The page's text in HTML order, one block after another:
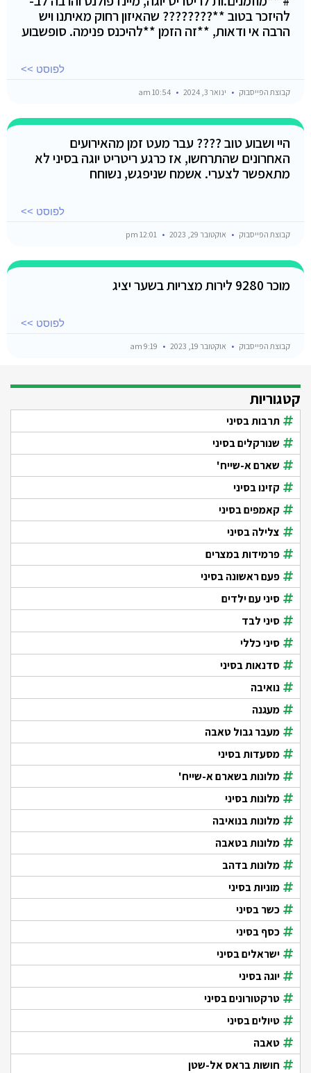
להיזכר בטוב **???????? שהאיזון רחוק מאיתנו ויש
הרבה אי ודאות, **זה הזמן **להיכנס פנימה. סופשבוע
לפוסט >>
קבוצת הפייסבוק ינואר 3, 2024
היי ושבוע טוב ???? עבר מעט זמן מהאירועים
האחרונים שהתרחשו, אז כרגע ריטריט יוגה בסיני לא
מתאפשר לצערי. אשמח שניפגש, נשוחח
לפוסט >>
קבוצת הפייסבוק אוקטובר 29, 2023
מוכר 9280 לירות מצריות בשער יציג
לפוסט >>
קבוצת הפייסבוק אוקטובר 19, 2023
קטגוריות
תרבות בסיני
שנורקלים בסיני
שארם א-שייח'
קזינו בסיני
קאמפים בסיני
צלילה בסיני
פרמידות במצרים
פעם ראשונה בסיני
סיני עם ילדים
סיני לבד
סיני כללי
סדנאות בסיני
נואיבה
מעגנה
מעבר גבול טאבה
מסעדות בסיני
מלונות בשארם א-שייח'
מלונות בסיני
מלונות בנואיבה
מלונות בטאבה
מלונות בדהב
מוניות בסיני
כשר בסיני
כסף בסיני
ישראלים בסיני
יוגה בסיני
טרקטורונים בסיני
טיולים בסיני
טאבה
חושות בראס אל-שטן